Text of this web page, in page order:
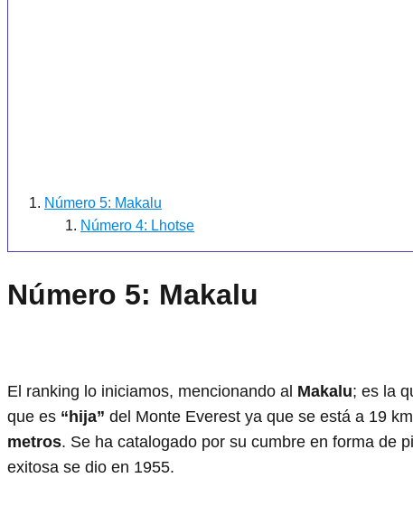
Número 5: Makalu
Número 4: Lhotse
Número 5: Makalu
El ranking lo iniciamos, mencionando al Makalu; es la
que es “hija” del Monte Everest ya que se está a 19
metros. Se ha catalogado por su cumbre en forma de
exitosa se dio en 1955.